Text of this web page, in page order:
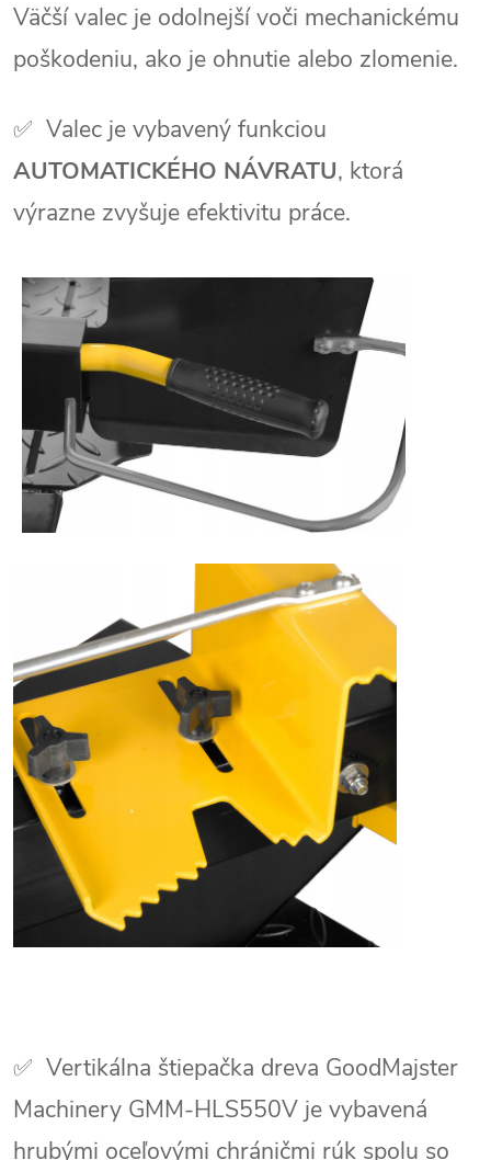
Väčší valec je odolnejší voči mechanickému
poškodeniu, ako je ohnutie alebo zlomenie.
✅ Valec je vybavený funkciou
AUTOMATICKÉHO NÁVRATU, ktorá
výrazne zvyšuje efektivitu práce.
✅ Vertikálna štiepačka dreva GoodMajster
Machinery GMM-HLS550V je vybavená
hrubými oceľovými chráničmi rúk spolu so